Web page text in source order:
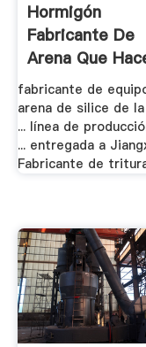
Hormigón
Fabricante De
Arena Que
.
fabricante de
arena de silice de
... línea de
... entregada a
Fabricante de